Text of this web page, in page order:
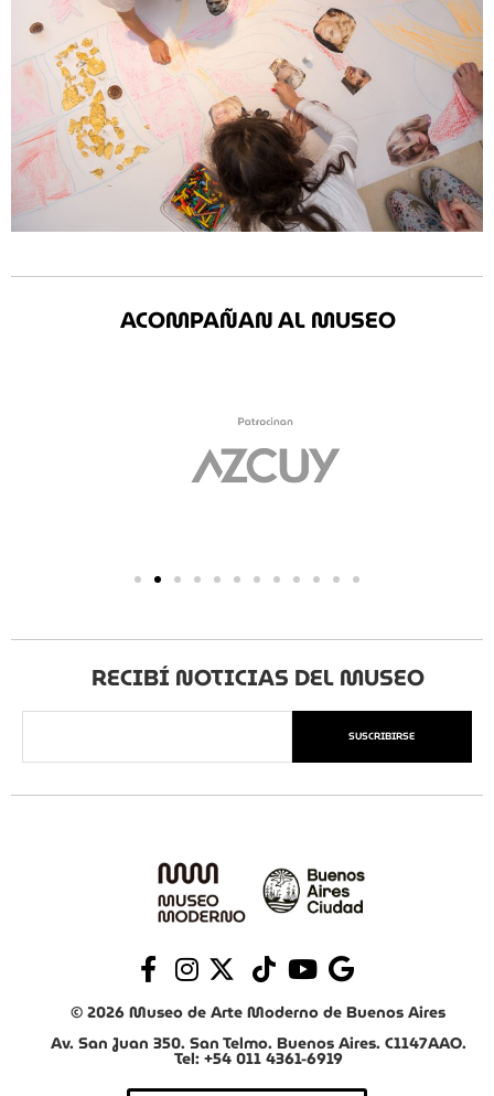
ACOMPAÑAN AL MUSEO
RECIBÍ NOTICIAS DEL MUSEO
SUSCRIBIRSE
© 2026 Museo de Arte Moderno de Buenos Aires
Av. San Juan 350. San Telmo. Buenos Aires. C1147AAO.
Tel: +54 011 4361-6919